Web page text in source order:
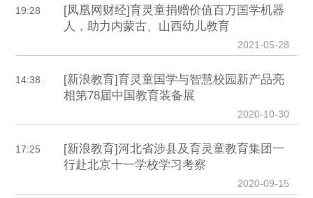
19:28
[凤凰网财经]育灵童捐赠价值百万国学机器
人，助力内蒙古、山西幼儿教育
2021-05-28
14:38
[新浪教育]育灵童国学与智慧校园新产品亮
相第78届中国教育装备展
2020-10-30
17:25
[新浪教育]河北省涉县及育灵童教育集团一
行赴北京十一学校学习考察
2020-09-15